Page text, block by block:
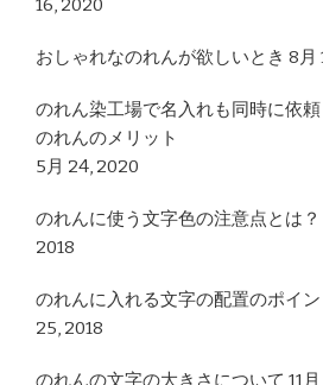
おしゃれなのれんが欲しいとき 8月
のれん染工場で名入れも同時に依
のれんのメリット
5月 24, 2020
のれんに使う文字色の注意点とは？
2018
のれんに入れる文字の配置のポイン
25, 2018
のれんの文字の大きさについて 11